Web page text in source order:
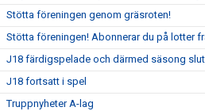
Stötta föreningen genom gräsroten!
Stötta föreningen! Abonnerar du på lotter
J18 färdigspelade och därmed säsong
J18 fortsatt i spel
Truppnyheter A-lag